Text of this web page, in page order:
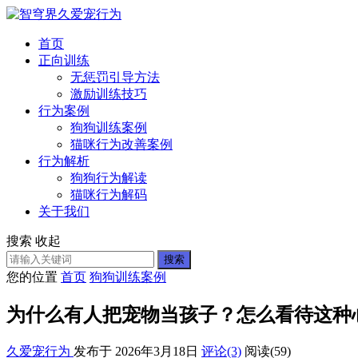
首页
正向训练
无惩罚引导方法
激励训练技巧
行为案例
狗狗训练案例
猫咪行为改善案例
行为解析
狗狗行为解读
猫咪行为解码
关于我们
搜索 收起
搜索
您的位置 首页 狗狗训练案例
为什么有人把宠物当孩子？怎么看待这种
久爱宠行为 发布于 2026年3月18日 评论(3) 阅读(59)